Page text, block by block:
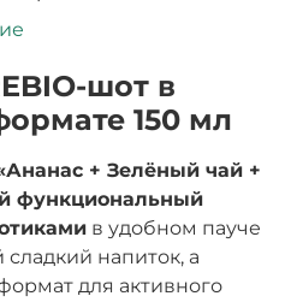
шот в
150 мл
+ Зелёный чай +
функциональный
в удобном пауче
напиток, а
для активного